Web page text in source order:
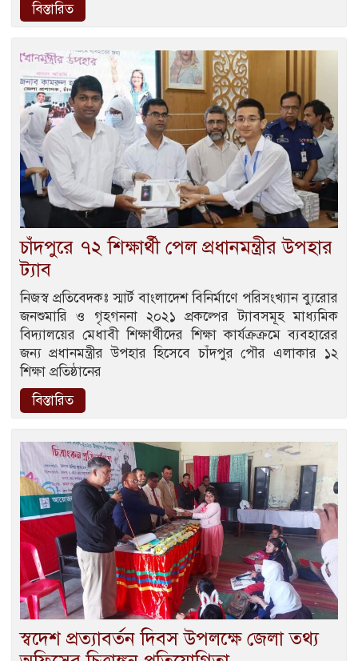
বিস্তারিত
চাঁদপুরে ৭২ শিক্ষার্থী পেল প্রধানমন্ত্রীর উপহার
ট্যাব
নিজস্ব প্রতিবেদকঃ স্মার্ট বাংলাদেশ বিনির্মাণে পরিসংখ্যান ব্যুরোর
জনশুমারি ও গৃহগননা ২০২১ প্রকল্পের ট্যাবসমূহ মাধ্যমিক
বিদ্যালয়ের মেধাবী শিক্ষার্থীদের শিক্ষা কার্যক্রক্রমে ব্যবহারের
জন্য প্রধানমন্ত্রীর উপহার হিসেবে চাঁদপুর পৌর এলাকার ১২
শিক্ষা প্রতিষ্ঠানের
বিস্তারিত
স্বদেশ প্রত্যাবর্তন দিবস উপলক্ষে জেলা তথ্য